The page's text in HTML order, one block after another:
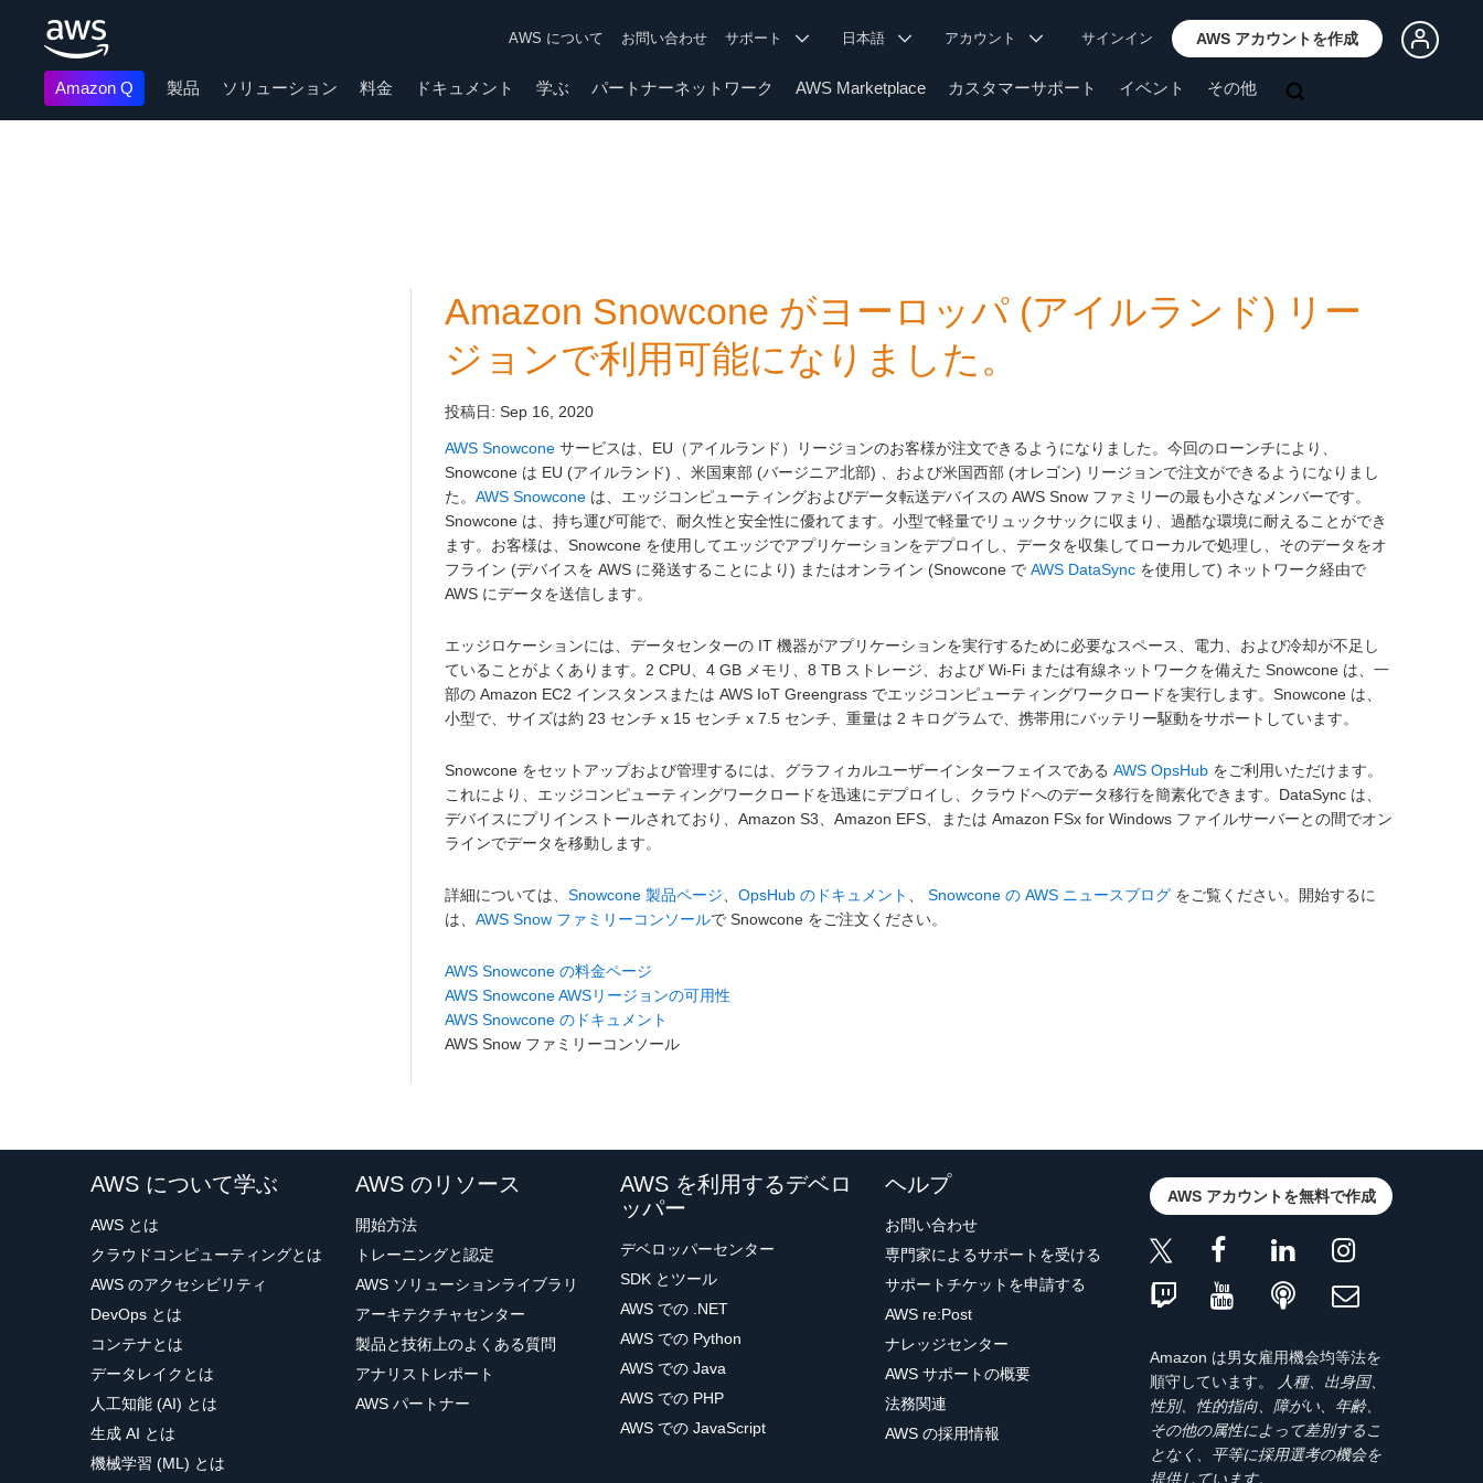
AWS について お問い合わせ サポート 日本語 アカウント サインイン AWS アカウントを作成
Amazon Q 製品 ソリューション 料金 ドキュメント 学ぶ パートナーネットワーク AWS Marketplace カスタマーサポート イベント その他
Amazon Snowcone がヨーロッパ (アイルランド) リー
ジョンで利用可能になりました。
投稿日: Sep 16, 2020
AWS Snowcone サービスは、EU（アイルランド）リージョンのお客様が注文できるようになりました。今回のローンチにより、
Snowcone は EU (アイルランド) 、米国東部 (バージニア北部) 、および米国西部 (オレゴン) リージョンで注文ができるようになりまし
た。 AWS Snowcone は、エッジコンピューティングおよびデータ転送デバイスの AWS Snow ファミリーの最も小さなメンバーです。
Snowcone は、持ち運び可能で、耐久性と安全性に優れてます。小型で軽量でリュックサックに収まり、過酷な環境に耐えることができ
ます。お客様は、Snowcone を使用してエッジでアプリケーションをデプロイし、データを収集してローカルで処理し、そのデータをオ
フライン (デバイスを AWS に発送することにより) またはオンライン (Snowcone で AWS DataSync を使用して) ネットワーク経由で
AWS にデータを送信します。
エッジロケーションには、データセンターの IT 機器がアプリケーションを実行するために必要なスペース、電力、および冷却が不足し
ていることがよくあります。2 CPU、4 GB メモリ、8 TB ストレージ、および Wi-Fi または有線ネットワークを備えた Snowcone は、一
部の Amazon EC2 インスタンスまたは AWS IoT Greengrass でエッジコンピューティングワークロードを実行します。Snowcone は、
小型で、サイズは約 23 センチ x 15 センチ x 7.5 センチ、重量は 2 キログラムで、携帯用にバッテリー駆動をサポートしています。
Snowcone をセットアップおよび管理するには、グラフィカルユーザーインターフェイスである AWS OpsHub をご利用いただけます。
これにより、エッジコンピューティングワークロードを迅速にデプロイし、クラウドへのデータ移行を簡素化できます。DataSync は、
デバイスにプリインストールされており、Amazon S3、Amazon EFS、または Amazon FSx for Windows ファイルサーバーとの間でオン
ラインでデータを移動します。
詳細については、 Snowcone 製品ページ OpsHub のドキュメント Snowcone の AWS ニュースブログ をご覧ください。開始するに
は、 AWS Snow ファミリーコンソールで Snowcone をご注文ください。
AWS Snowcone の料金ページ
AWS Snowcone AWSリージョンの可用性
AWS Snowcone のドキュメント
AWS Snow ファミリーコンソール
AWS について学ぶ
AWS とは
クラウドコンピューティングとは
AWS のアクセシビリティ
DevOps とは
コンテナとは
データレイクとは
人工知能 (AI) とは
生成 AI とは
機械学習 (ML) とは
AWS のリソース
開始方法
トレーニングと認定
AWS ソリューションライブラリ
アーキテクチャセンター
製品と技術上のよくある質問
アナリストレポート
AWS パートナー
AWS を利用するデベロ
ッパー
デベロッパーセンター
SDK とツール
AWS での .NET
AWS での Python
AWS での Java
AWS での PHP
AWS での JavaScript
ヘルプ
お問い合わせ
専門家によるサポートを受ける
サポートチケットを申請する
AWS re:Post
ナレッジセンター
AWS サポートの概要
法務関連
AWS の採用情報
AWS アカウントを無料で作成
Amazon は男女雇用機会均等法を
順守しています。
人種、出身国、
性別、性的指向、障がい、年齢、
その他の属性によって差別するこ
となく、平等に採用選考の機会を
提供しています。